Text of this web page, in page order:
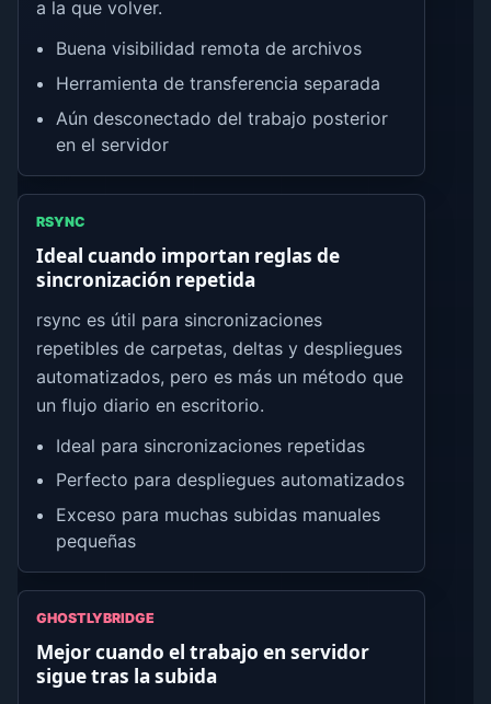
a la que volver.
Buena visibilidad remota de archivos
Herramienta de transferencia separada
Aún desconectado del trabajo posterior
en el servidor
RSYNC
Ideal cuando importan reglas de
sincronización repetida
rsync es útil para sincronizaciones
repetibles de carpetas, deltas y despliegues
automatizados, pero es más un método que
un flujo diario en escritorio.
Ideal para sincronizaciones repetidas
Perfecto para despliegues automatizados
Exceso para muchas subidas manuales
pequeñas
GHOSTLYBRIDGE
Mejor cuando el trabajo en servidor
sigue tras la subida